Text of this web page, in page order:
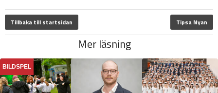
Tillbaka till startsidan Tipsa Nyan
Mer läsning
BILDSPEL